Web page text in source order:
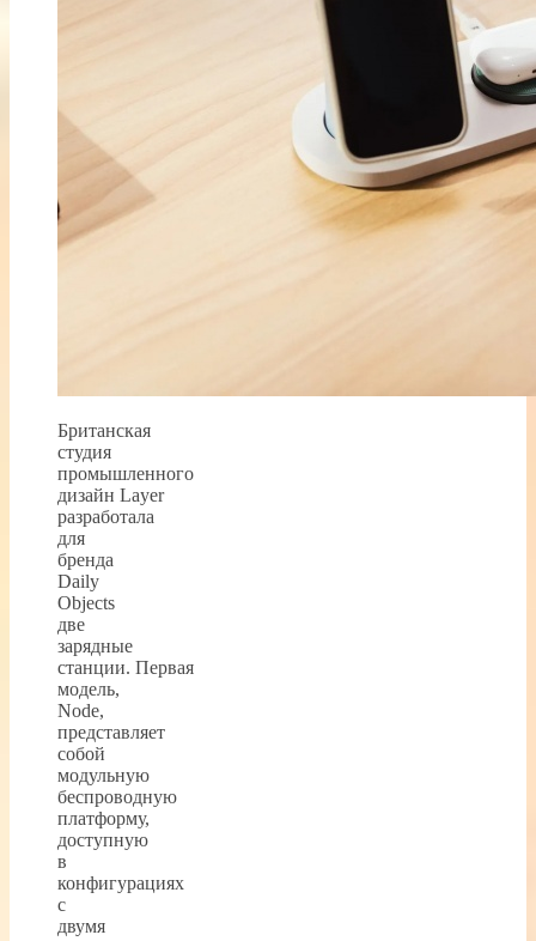
Британская
студия
промышленного
дизайн Layer
разработала
для
бренда
Daily
Objects
две
зарядные
станции. Первая
модель,
Node,
представляет
собой
модульную
беспроводную
платформу,
доступную
в
конфигурациях
с
двумя